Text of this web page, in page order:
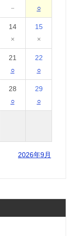
－
○
14
×
15
×
21
○
22
○
28
○
29
○
2026年9月